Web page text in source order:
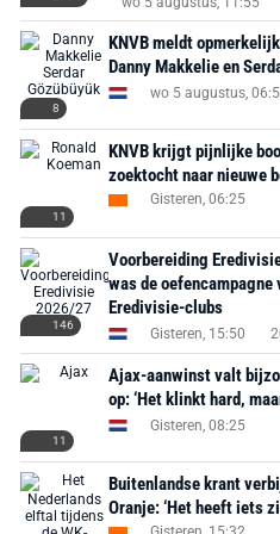
8
KNVB meldt
Danny Makkelie en
wo 5 augustus,
11
KNVB krijgt pijnlijke
zoektocht naar nieuwe
Gisteren, 06:25
146
Voorbereiding
was de oefencampagne
Eredivisie-clubs
Gisteren, 15:50
11
Ajax-aanwinst valt
op: ‘Het klinkt hard,
Gisteren, 08:25
Buitenlandse krant
Oranje: ‘Het heeft iets